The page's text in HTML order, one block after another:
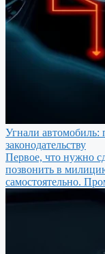
Угнали автомобиль:
законодательству
Первое, что нужно
позвонить в
самостоятельно.